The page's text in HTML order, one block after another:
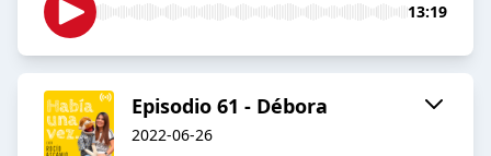
13:19
Episodio 61 - Débora
2022-06-26